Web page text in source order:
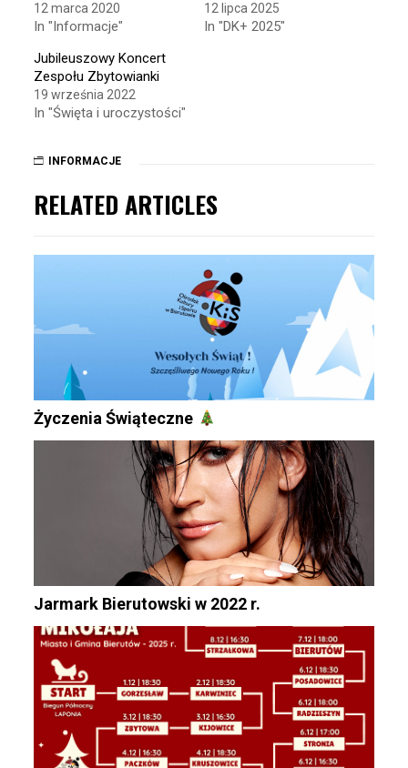
12 marca 2020
In "Informacje"
12 lipca 2025
In "DK+ 2025"
Jubileuszowy Koncert
Zespołu Zbytowianki
19 września 2022
In "Święta i uroczystości"
INFORMACJE
RELATED ARTICLES
Życzenia Świąteczne
Jarmark Bierutowski w 2022 r.